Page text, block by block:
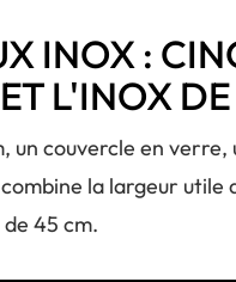
INOX :
L'INOX
un couvercle en
la largeur utile
45 cm.